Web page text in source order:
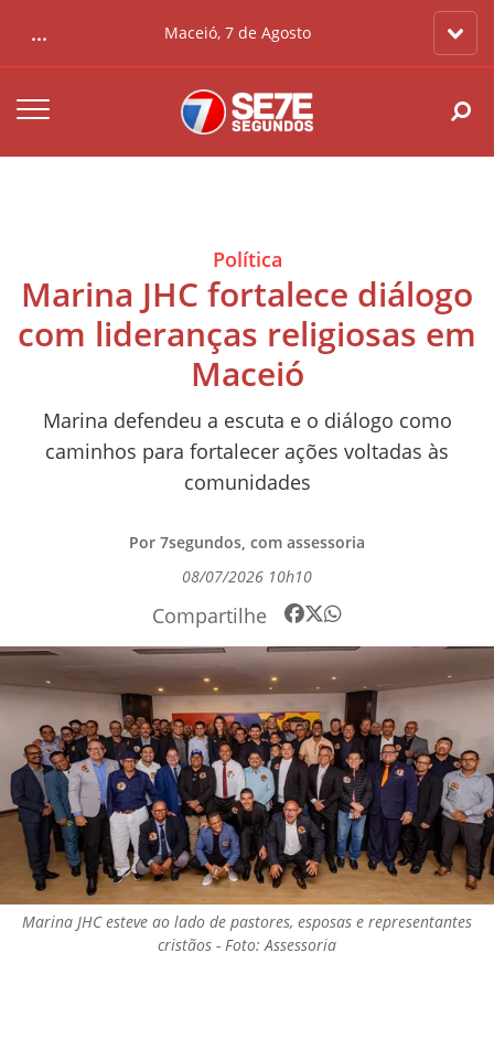
... Maceió, 7 de Agosto
Política
Marina JHC fortalece diálogo
com lideranças religiosas em
Maceió
Marina defendeu a escuta e o diálogo como
caminhos para fortalecer ações voltadas às
comunidades
Por 7segundos, com assessoria
08/07/2026 10h10
Compartilhe
Marina JHC esteve ao lado de pastores, esposas e representantes
cristãos - Foto: Assessoria